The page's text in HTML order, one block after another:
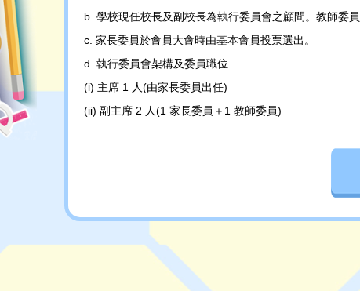
b. 學校現任校長及副校長為執行委員會之顧問。教師委
c. 家長委員於會員大會時由基本會員投票選出。
d. 執行委員會架構及委員職位
(i) 主席 1 人(由家長委員出任)
(ii) 副主席 2 人(1 家長委員＋1 教師委員)
f. 家長委員兩年一任，當選得連任，如其子女於家長委
g. 如遇主席離職或不能執行職務時，須由副主席(家長